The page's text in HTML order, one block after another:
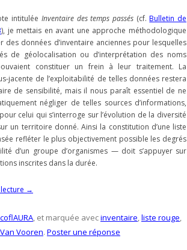
intitulée Inventaire des temps passés(cf.Bulletin de
), je mettais en avant une approche méthodologique
des données d’inventaire anciennes pour lesquelles
de géolocalisation ou d’interprétation des noms
constituer un frein à leur traitement. La
jacente de l’exploitabilité de telles données restera
de sensibilité, mais il nous paraît essentiel de ne
négliger de telles sources d’informations,
celui qui s’interroge sur l’évolution de la diversité
un territoire donné. Ainsi la constitution d’une liste
refléter le plus objectivement possible les degrés
d’un groupe d’organismes — doit s’appuyer sur
inscrites dans la durée.
→
, et marquée avecinventaire,liste rouge,
Vooren. Poster une réponse